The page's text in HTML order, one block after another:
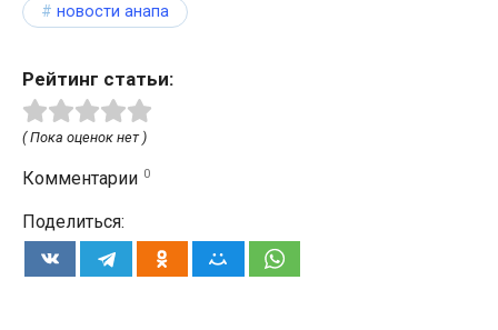
новости анапа
Рейтинг статьи:
( Пока оценок нет )
Комментарии 0
Поделиться: